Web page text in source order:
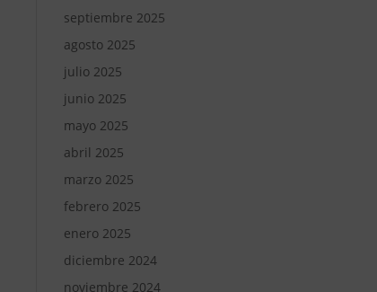
septiembre 2025
agosto 2025
julio 2025
junio 2025
mayo 2025
abril 2025
marzo 2025
febrero 2025
enero 2025
diciembre 2024
noviembre 2024